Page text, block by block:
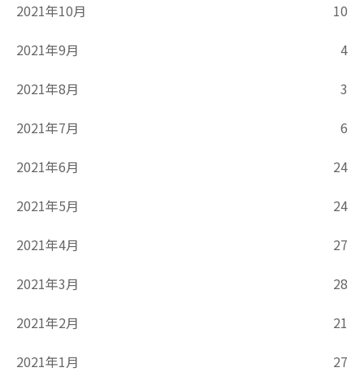
2021年10月
10
2021年9月
4
2021年8月
3
2021年7月
6
2021年6月
24
2021年5月
24
2021年4月
27
2021年3月
28
2021年2月
21
2021年1月
27